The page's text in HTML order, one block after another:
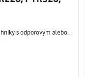
s odporovým alebo...